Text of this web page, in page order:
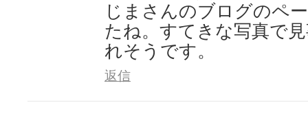
じまさんのブログのペ
たね。すてきな写真で
れそうです。
返信